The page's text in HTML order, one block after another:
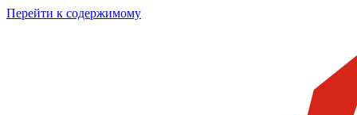
Перейти к содержимому